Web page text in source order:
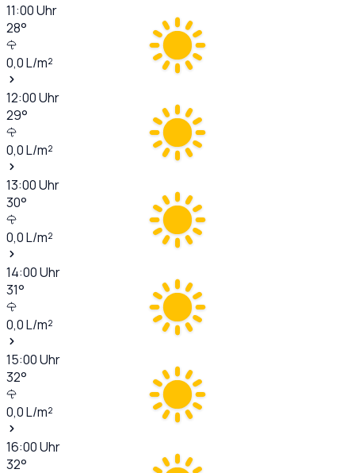
11:00Uhr
28°
0,0L/m²
12:00Uhr
29°
0,0L/m²
13:00Uhr
30°
0,0L/m²
14:00Uhr
31°
0,0L/m²
15:00Uhr
32°
0,0L/m²
16:00Uhr
32°